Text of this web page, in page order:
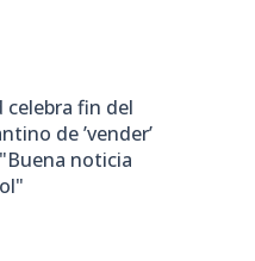
celebra fin del
de ’vender’
noticia